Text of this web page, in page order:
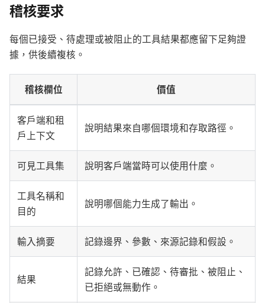
稽核要求
每個已接受、待處理或被阻止的工具結果都應留下足夠證
據，供後續複核。
稽核欄位 價值
客戶端和租
戶上下文
說明結果來自哪個環境和存取路徑。
可見工具集 說明客戶端當時可以使用什麼。
工具名稱和
目的
說明哪個能力生成了輸出。
輸入摘要 記錄邊界、參數、來源記錄和假設。
結果
記錄允許、已確認、待審批、被阻止、
已拒絕或無動作。